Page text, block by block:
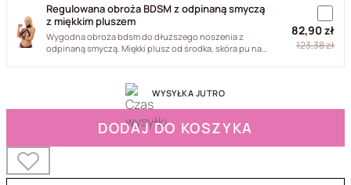
Regulowana obroża BDSM z odpinaną smyczą
z miękkim pluszem
Wygodna obroża bdsm do dłuższego noszenia z
odpinaną smyczą. Miękki plusz od środka, skóra pu na
82,90 zł
123,38 zł
WYSYŁKA JUTRO
DODAJ DO KOSZYKA